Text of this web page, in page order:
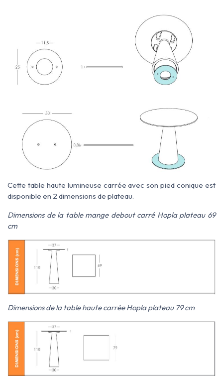
Cette table haute lumineuse carrée avec son pied conique est
disponible en 2 dimensions de plateau.
Dimensions de la table mange debout carré Hopla plateau 69
cm
Dimensions de la table haute carrée Hopla plateau 79 cm